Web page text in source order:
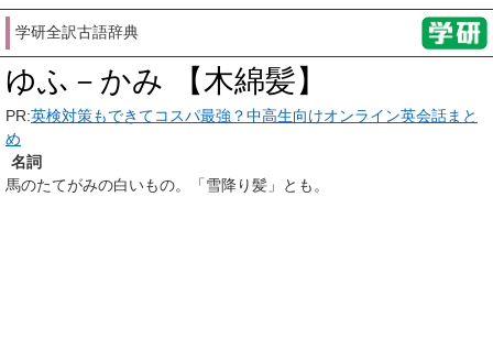
学研全訳古語辞典
ゆふ－かみ 【木綿髪】
PR:英検対策もできてコスパ最強？中高生向けオンライン英会話まと
め
名詞
馬のたてがみの白いもの。「雪降り髪」とも。